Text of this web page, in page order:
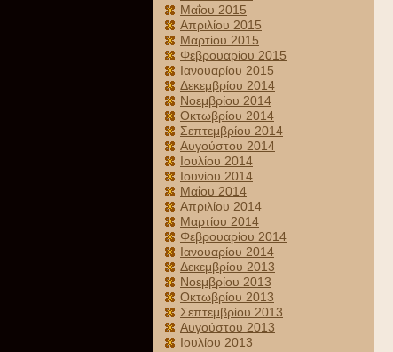
Μαΐου 2015
Απριλίου 2015
Μαρτίου 2015
Φεβρουαρίου 2015
Ιανουαρίου 2015
Δεκεμβρίου 2014
Νοεμβρίου 2014
Οκτωβρίου 2014
Σεπτεμβρίου 2014
Αυγούστου 2014
Ιουλίου 2014
Ιουνίου 2014
Μαΐου 2014
Απριλίου 2014
Μαρτίου 2014
Φεβρουαρίου 2014
Ιανουαρίου 2014
Δεκεμβρίου 2013
Νοεμβρίου 2013
Οκτωβρίου 2013
Σεπτεμβρίου 2013
Αυγούστου 2013
Ιουλίου 2013